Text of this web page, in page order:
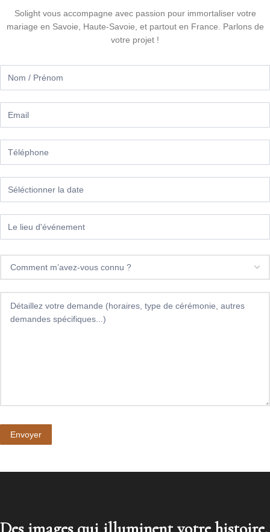
Solight vous accompagne avec passion pour immortaliser votre
mariage en Savoie, Haute-Savoie, et partout en France. Parlons de
votre projet !
contact
Envoyer